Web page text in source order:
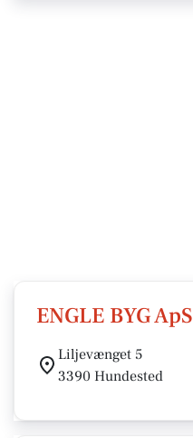
ENGLE BYG ApS
Liljevænget 5
3390 Hundested